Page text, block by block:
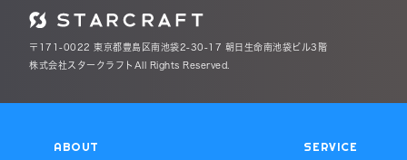
〒171-0022 東京都豊島区南池袋2-30-17 朝日生命南池袋ビル3階
株式会社スタークラフトAll Rights Reserved.
ABOUT SERVICE